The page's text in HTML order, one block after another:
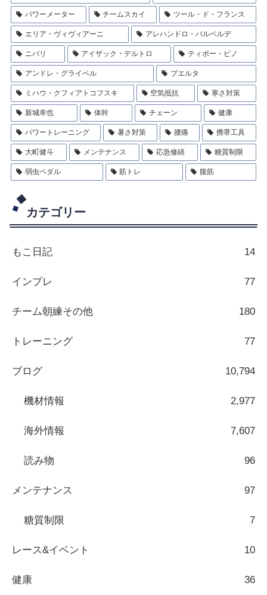
パワーメーター チームスカイ ツール・ド・フランス
エリア・ヴィヴィアーニ アレハンドロ・バルベルデ
ニバリ アイザック・デルトロ ティボー・ピノ
アンドレ・グライペル ブエルタ
ミハウ・クフィアトコフスキ 空気抵抗 寒さ対策
新城幸也 体幹 チェーン 健康
パワートレーニング 暑さ対策 腰痛 携帯工具
大町健斗 メンテナンス 応急修繕 糖質制限
弱虫ペダル 筋トレ 腹筋
カテゴリー
もこ日記 14
インプレ 77
チーム朝練その他 180
トレーニング 77
ブログ 10,794
機材情報 2,977
海外情報 7,607
読み物 96
メンテナンス 97
糖質制限 7
レース&イベント 10
健康 36